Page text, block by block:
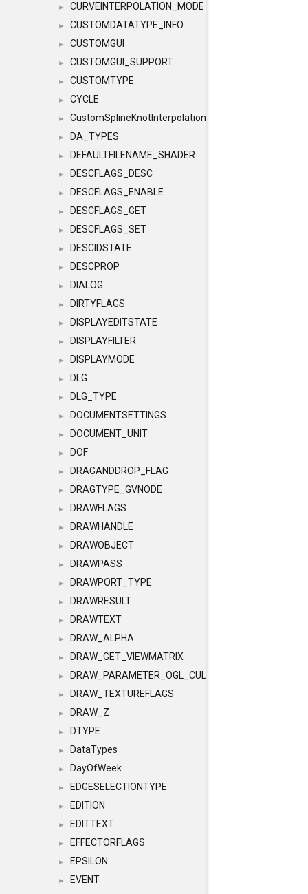
► CURVEINTERPOLATION_MODE
► CUSTOMDATATYPE_INFO
► CUSTOMGUI
► CUSTOMGUI_SUPPORT
► CUSTOMTYPE
► CYCLE
► CustomSplineKnotInterpolation
► DA_TYPES
► DEFAULTFILENAME_SHADER
► DESCFLAGS_DESC
► DESCFLAGS_ENABLE
► DESCFLAGS_GET
► DESCFLAGS_SET
► DESCIDSTATE
► DESCPROP
► DIALOG
► DIRTYFLAGS
► DISPLAYEDITSTATE
► DISPLAYFILTER
► DISPLAYMODE
► DLG
► DLG_TYPE
► DOCUMENTSETTINGS
► DOCUMENT_UNIT
► DOF
► DRAGANDDROP_FLAG
► DRAGTYPE_GVNODE
► DRAWFLAGS
► DRAWHANDLE
► DRAWOBJECT
► DRAWPASS
► DRAWPORT_TYPE
► DRAWRESULT
► DRAWTEXT
► DRAW_ALPHA
► DRAW_GET_VIEWMATRIX
► DRAW_PARAMETER_OGL_CULLING
► DRAW_TEXTUREFLAGS
► DRAW_Z
► DTYPE
► DataTypes
► DayOfWeek
► EDGESELECTIONTYPE
► EDITION
► EDITTEXT
► EFFECTORFLAGS
► EPSILON
►
EVENT